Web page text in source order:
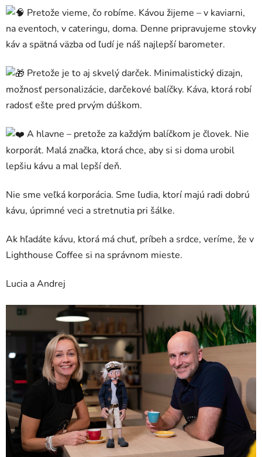
Pretože vieme, čo robíme. Kávou žijeme – v kaviarni,
na eventoch, v cateringu, doma. Denne pripravujeme stovky
káv a spätná väzba od ľudí je náš najlepší barometer.
Pretože je to aj skvelý darček. Minimalistický dizajn,
možnosť personalizácie, darčekové balíčky. Káva, ktorá robí
radosť ešte pred prvým dúškom.
A hlavne – pretože za každým balíčkom je človek. Nie
korporát. Malá značka, ktorá chce, aby si si doma urobil
lepšiu kávu a mal lepší deň.
Nie sme veľká korporácia. Sme ľudia, ktorí majú radi dobrú
kávu, úprimné veci a stretnutia pri šálke.
Ak hľadáte kávu, ktorá má chuť, príbeh a srdce, veríme, že v
Lighthouse Coffee si na správnom mieste.
Lucia a Andrej